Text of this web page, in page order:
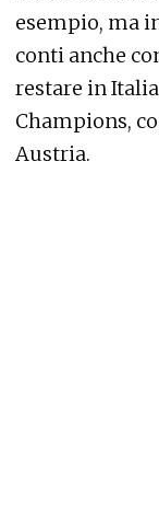
esempio, ma
conti anche
restare in
Champions,
Austria.